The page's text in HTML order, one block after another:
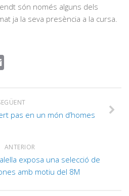
són només alguns dels
ja la seva presència a la cursa.
pas en un món d’homes
ANTERIOR
exposa una selecció de
amb motiu del 8M